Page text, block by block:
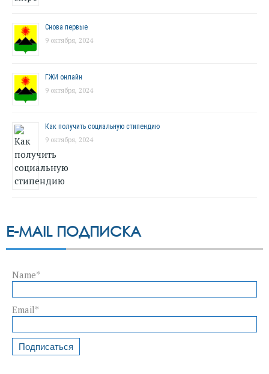
Снова первые
9 октября, 2024
ГЖИ онлайн
9 октября, 2024
Как получить социальную стипендию
9 октября, 2024
E-MAIL ПОДПИСКА
Name*
Email*